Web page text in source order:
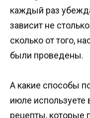
каждый раз
зависит не
сколько от того,
были проведены.
А какие способы
июле
рецепты, которые